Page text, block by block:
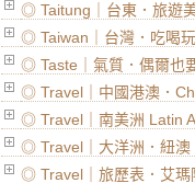
◎ Taitung｜台東．旅遊
◎ Taiwan｜台灣．吃喝
◎ Taste｜氣質．偶爾也
◎ Travel｜中國港澳．
◎ Travel｜南美洲 Latin
◎ Travel｜大洋洲．紐澳
◎ Travel｜旅歷表．艾瑪